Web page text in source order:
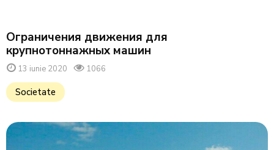
Ограничения движения для
крупнотоннажных машин
13 iunie 2020 1066
Societate